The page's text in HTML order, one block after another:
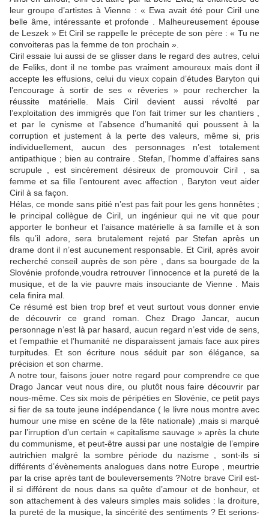
leur groupe d’artistes à Vienne : « Ewa avait été pour Ciril une
belle âme, intéressante et profonde . Malheureusement épouse
de Leszek » Et Ciril se rappelle le précepte de son père : « Tu ne
convoiteras pas la femme de ton prochain ».
Ciril essaie lui aussi de se glisser dans le regard des autres, celui
de Feliks, dont il ne tombe pas vraiment amoureux mais dont il
accepte les effusions, celui du vieux copain d’études Baryton qui
l’encourage à sortir de ses « rêveries » pour rechercher la
réussite matérielle. Mais Ciril devient aussi révolté par
l’exploitation des immigrés que l’on fait trimer sur les chantiers ,
et par le cynisme et l’absence d’humanité qui poussent à la
corruption et justement à la perte des valeurs, même si, pris
individuellement, aucun des personnages n’est totalement
antipathique ; bien au contraire . Stefan, l’homme d’affaires sans
scrupule , est sincèrement désireux de promouvoir Ciril , sa
femme et sa fille l’entourent avec affection , Baryton veut aider
Ciril à sa façon.
Hélas, ce monde sans pitié n’est pas fait pour les gens honnêtes ;
le principal collègue de Ciril, un ingénieur qui ne vit que pour
apporter le bonheur et l’aisance matérielle à sa famille et à son
fils qu’il adore, sera brutalement rejeté par Stefan après un
drame dont il n’est aucunement responsable. Et Ciril, après avoir
recherché conseil auprès de son père , dans sa bourgade de la
Slovénie profonde,voudra retrouver l’innocence et la pureté de la
musique, et de la vie pauvre mais insouciante de Vienne . Mais
cela finira mal.
Ce résumé est bien trop bref et veut surtout vous donner envie
de découvrir ce grand roman. Chez Drago Jancar, aucun
personnage n’est là par hasard, aucun regard n’est vide de sens,
et l’empathie et l’humanité ne disparaissent jamais face aux pires
turpitudes. Et son écriture nous séduit par son élégance, sa
précision et son charme.
A notre tour, faisons jouer notre regard pour comprendre ce que
Drago Jancar veut nous dire, ou plutôt nous faire découvrir par
nous-même. Ces six mois de péripéties en Slovénie, ce petit pays
si fier de sa toute jeune indépendance ( le livre nous montre avec
humour une mise en scène de la fête nationale) ,mais si marqué
par l’irruption d’un certain « capitalisme sauvage » après la chute
du communisme, et peut-être aussi par une nostalgie de l’empire
autrichien malgré la sombre période du nazisme , sont-ils si
différents d’évènements analogues dans notre Europe , meurtrie
par la crise après tant de bouleversements ?Notre brave Ciril est-
il si différent de nous dans sa quête d’amour et de bonheur, et
son attachement à des valeurs simples mais solides : la droiture,
la pureté de la musique, la sincérité des sentiments ? Et serions-